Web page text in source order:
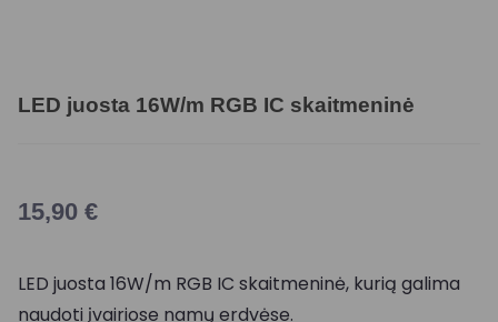
LED juosta 16W/m RGB IC skaitmeninė
15,90 €
LED juosta 16W/m RGB IC skaitmeninė, kurią galima
naudoti įvairiose namų erdvėse.